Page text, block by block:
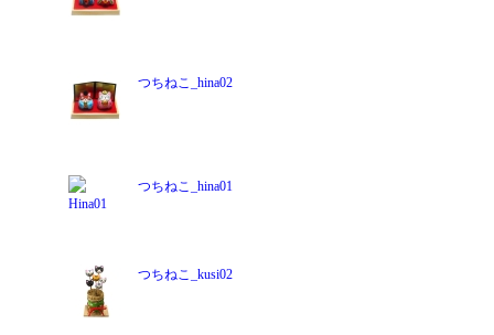
つちねこ_hina02
つちねこ_hina01
つちねこ_kusi02